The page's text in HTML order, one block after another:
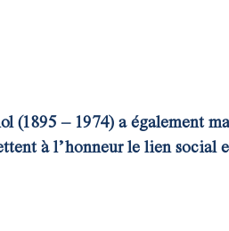
(1895 – 1974) a également
à l’honneur le lien social